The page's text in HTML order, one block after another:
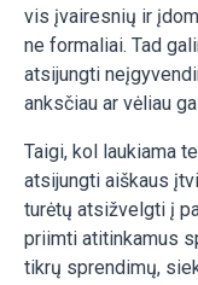
vis įvairesnių ir
ne formaliai. Tad
atsijungti
anksčiau ar vėliau
Taigi, kol laukiama
atsijungti aiškaus
turėtų atsižvelgti į
priimti atitinkamus
tikrų sprendimų,